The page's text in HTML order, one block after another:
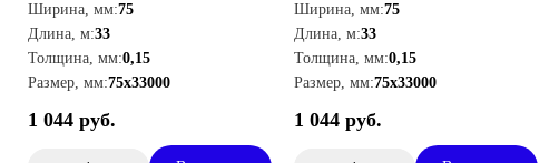
Ширина, мм:75
Длина, м:33
Толщина, мм:0,15
Размер, мм:75х33000
1 044 руб.
Ширина, мм:75
Длина, м:33
Толщина, мм:0,15
Размер, мм:75х33000
1 044 руб.